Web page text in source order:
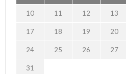
10 11 12 13
17 18 19 20
24 25 26 27
31